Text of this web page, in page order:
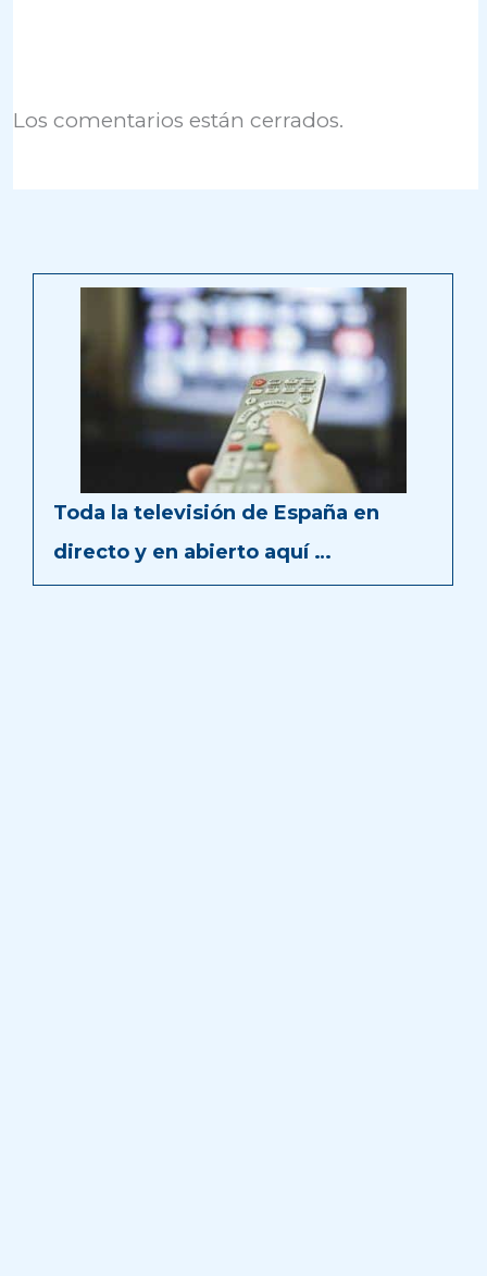
Los comentarios están cerrados.
Toda la televisión de España en
directo y en abierto aquí …